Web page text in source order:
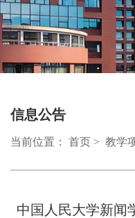
信息公告
当前位置： 首页 > 教学
中国人民大学新闻